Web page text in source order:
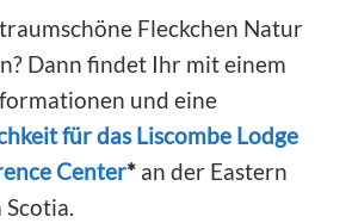
Fleckchen Natur
Dann findet Ihr mit einem
und eine
für das Liscombe Lodge
Center* an der Eastern